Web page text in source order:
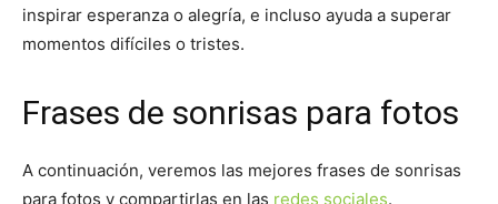
inspirar esperanza o alegría, e incluso ayuda a superar
momentos difíciles o tristes.
Frases de sonrisas para fotos
A continuación, veremos las mejores frases de sonrisas
para fotos y compartirlas en las redes sociales.